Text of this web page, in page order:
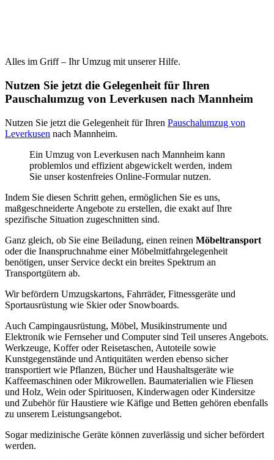
Alles im Griff – Ihr Umzug mit unserer Hilfe.
Nutzen Sie jetzt die Gelegenheit für Ihren
Pauschalumzug von Leverkusen nach Mannheim
Nutzen Sie jetzt die Gelegenheit für Ihren Pauschalumzug von
Leverkusen nach Mannheim.
Ein Umzug von Leverkusen nach Mannheim kann
problemlos und effizient abgewickelt werden, indem
Sie unser kostenfreies Online-Formular nutzen.
Indem Sie diesen Schritt gehen, ermöglichen Sie es uns,
maßgeschneiderte Angebote zu erstellen, die exakt auf Ihre
spezifische Situation zugeschnitten sind.
Ganz gleich, ob Sie eine Beiladung, einen reinen Möbeltransport
oder die Inanspruchnahme einer Möbelmitfahrgelegenheit
benötigen, unser Service deckt ein breites Spektrum an
Transportgütern ab.
Wir befördern Umzugskartons, Fahrräder, Fitnessgeräte und
Sportausrüstung wie Skier oder Snowboards.
Auch Campingausrüstung, Möbel, Musikinstrumente und
Elektronik wie Fernseher und Computer sind Teil unseres Angebots.
Werkzeuge, Koffer oder Reisetaschen, Autoteile sowie
Kunstgegenstände und Antiquitäten werden ebenso sicher
transportiert wie Pflanzen, Bücher und Haushaltsgeräte wie
Kaffeemaschinen oder Mikrowellen. Baumaterialien wie Fliesen
und Holz, Wein oder Spirituosen, Kinderwagen oder Kindersitze
und Zubehör für Haustiere wie Käfige und Betten gehören ebenfalls
zu unserem Leistungsangebot.
Sogar medizinische Geräte können zuverlässig und sicher befördert
werden.